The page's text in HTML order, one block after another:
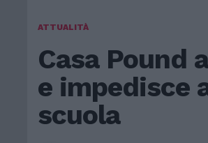
ATTUALITÀ
Casa Pound
e impedisce
scuola